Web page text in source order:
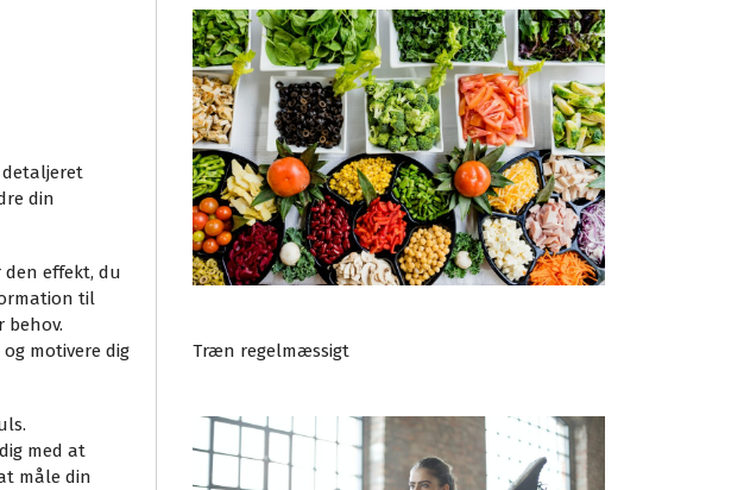
detaljeret
din
effekt, du
til
motivere dig
med at
måle din
Træn regelmæssigt